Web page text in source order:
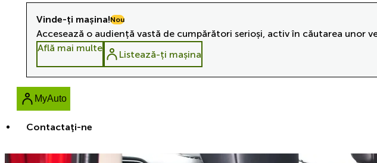
Contactaţi-ne
Vinde-ți mașina!Nou
Accesează o audiență vastă de cumpărători serioși, activ în căutarea unor
Află mai multe
Listează-ți mașina
MyAuto